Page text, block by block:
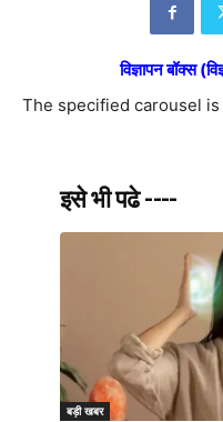
विज्ञापन बॉक्स
The specified carousel is
इसे भी पढे ----
बड़ी खबर